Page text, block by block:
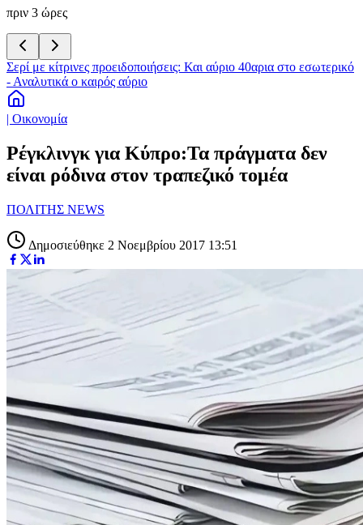
πριν 3 ώρες
Σερί με κίτρινες προειδοποιήσεις: Και αύριο 40αρια στο εσωτερικό
- Αναλυτικά ο καιρός αύριο
| Οικονομία
Ρέγκλινγκ για Κύπρο:Τα πράγματα δεν
είναι ρόδινα στον τραπεζικό τομέα
ΠΟΛΙΤΗΣ NEWS
Δημοσιεύθηκε 2 Νοεμβρίου 2017 13:51